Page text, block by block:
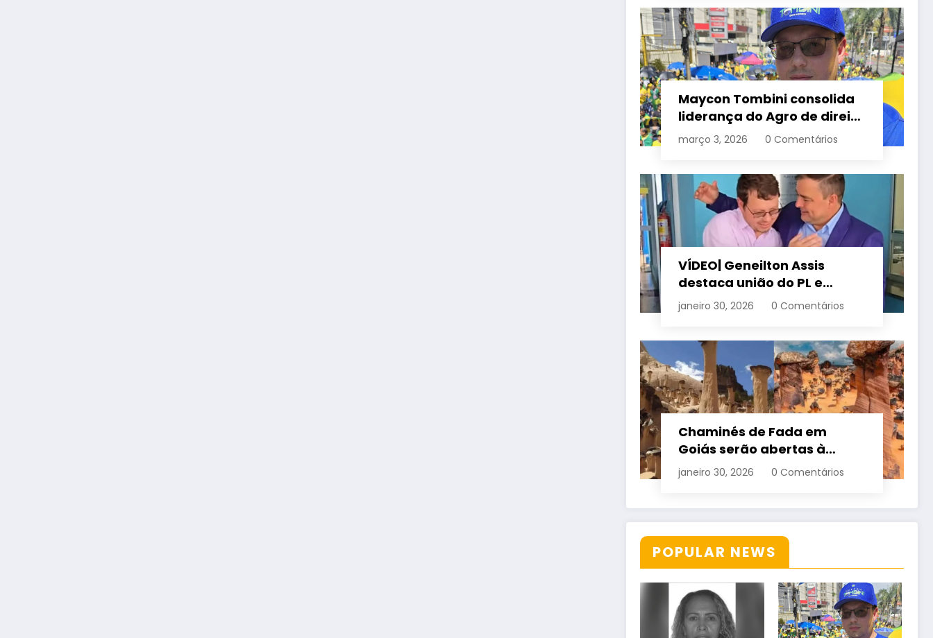
Maycon Tombini consolida
liderança do Agro de direita
em manifestação “Acorda
Brasil” em Goiânia
março 3, 2026 0 Comentários
VÍDEO| Geneilton Assis
destaca união do PL e
consolidação de apoio a
Maycon Tombini em Jataí
janeiro 30, 2026 0 Comentários
Chaminés de Fada em
Goiás serão abertas à
visitação controlada
janeiro 30, 2026 0 Comentários
POPULAR NEWS